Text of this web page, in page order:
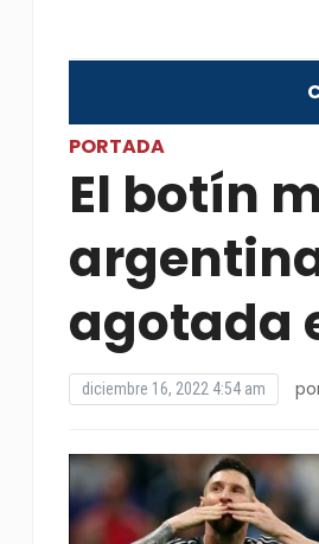
PORTADA
El botín
agotada
diciembre 16, 2022 4:54 am